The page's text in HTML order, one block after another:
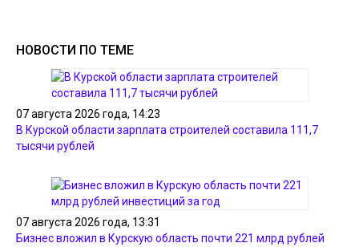
НОВОСТИ ПО ТЕМЕ
07 августа 2026 года, 14:23
В Курской области зарплата строителей составила 111,7
тысячи рублей
07 августа 2026 года, 13:31
Бизнес вложил в Курскую область почти 221 млрд рублей